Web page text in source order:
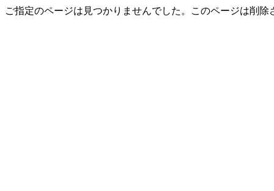
ご指定のページは見つかりませんでした。このページは削